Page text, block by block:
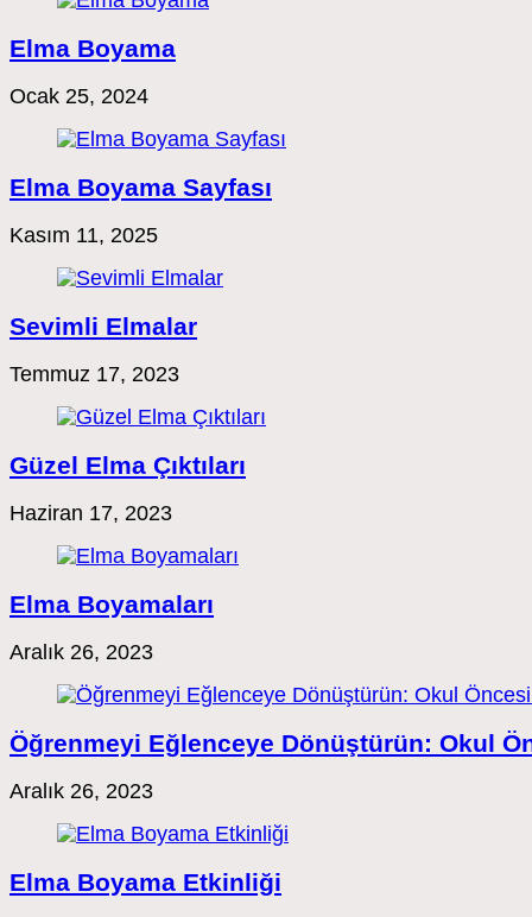
Elma Boyama
Ocak 25, 2024
Elma Boyama Sayfası
Kasım 11, 2025
Sevimli Elmalar
Temmuz 17, 2023
Güzel Elma Çıktıları
Haziran 17, 2023
Elma Boyamaları
Aralık 26, 2023
Öğrenmeyi Eğlenceye Dönüştürün: Okul
Aralık 26, 2023
Elma Boyama Etkinliği